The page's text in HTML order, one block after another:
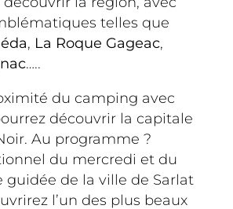
telles que
, La Roque Gageac,
…..
du camping avec
découvrir la capitale
Au programme ?
du mercredi et du
guidée de la ville de Sarlat
l’un des plus beaux